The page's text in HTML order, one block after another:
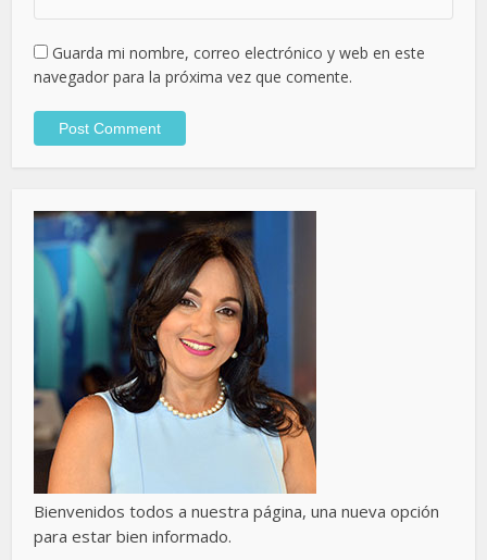
Guarda mi nombre, correo electrónico y web en este
navegador para la próxima vez que comente.
Bienvenidos todos a nuestra página, una nueva opción
para estar bien informado.